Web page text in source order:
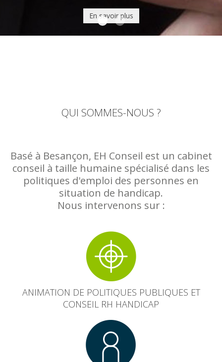
En savoir plus
En savoir plus
Sensibilisation handicap
Formation handicap
QUI SOMMES-NOUS ?
Basé à Besançon, EH Conseil est un cabinet
conseil à taille humaine spécialisé dans les
politiques d'emploi des personnes en
situation de handicap.
Nous intervenons sur :
ANIMATION DE POLITIQUES PUBLIQUES ET
CONSEIL RH HANDICAP